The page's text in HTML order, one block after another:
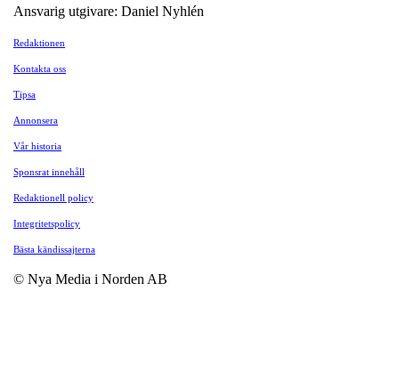
Ansvarig utgivare: Daniel Nyhlén
Redaktionen
Kontakta oss
Tipsa
Annonsera
Vår historia
Sponsrat innehåll
Redaktionell policy
Integritetspolicy
Bästa kändissajterna
© Nya Media i Norden AB